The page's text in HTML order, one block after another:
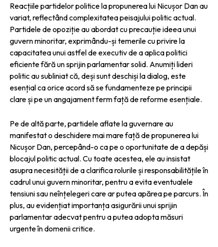
Reacțiile partidelor politice la propunerea lui Nicușor Dan au
variat, reflectând complexitatea peisajului politic actual.
Partidele de opoziție au abordat cu precauție ideea unui
guvern minoritar, exprimându-și temerile cu privire la
capacitatea unui astfel de executiv de a aplica politici
eficiente fără un sprijin parlamentar solid. Anumiți lideri
politic au subliniat că, deși sunt deschiși la dialog, este
esențial ca orice acord să se fundamenteze pe principii
clare și pe un angajament ferm față de reforme esențiale.
Pe de altă parte, partidele aflate la guvernare au
manifestat o deschidere mai mare față de propunerea lui
Nicușor Dan, percepând-o ca pe o oportunitate de a depăși
blocajul politic actual. Cu toate acestea, ele au insistat
asupra necesității de a clarifica rolurile și responsabilitățile în
cadrul unui guvern minoritar, pentru a evita eventualele
tensiuni sau neînțelegeri care ar putea apărea pe parcurs. În
plus, au evidențiat importanța asigurării unui sprijin
parlamentar adecvat pentru a putea adopta măsuri
urgente în domenii critice.